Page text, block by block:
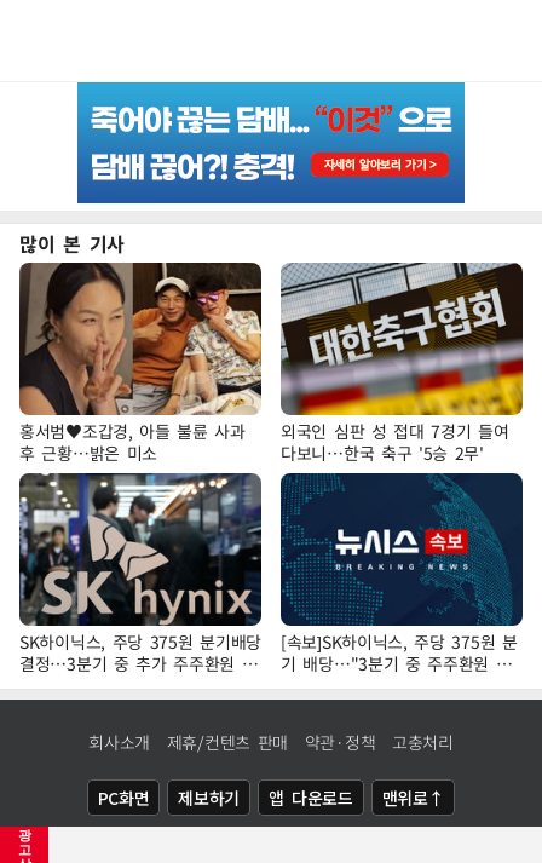
광
고
많이 본 기사
홍서범♥조갑경, 아들 불륜 사과
후 근황…밝은 미소
외국인 심판 성 접대 7경기 들여
다보니…한국 축구 '5승 2무'
SK하이닉스, 주당 375원 분기배당
결정…3분기 중 추가 주주환원 발
표
[속보]SK하이닉스, 주당 375원 분
기 배당…"3분기 중 주주환원 방
안 확정"
회사소개 제휴/컨텐츠 판매 약관·정책 고충처리
PC화면 제보하기 앱 다운로드 맨위로↑